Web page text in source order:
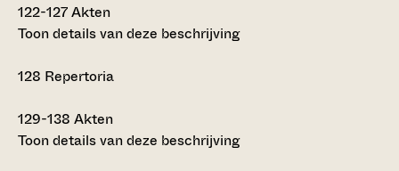
122-127Akten
Toon details van deze beschrijving
128 Repertoria
129-138 Akten
Toon details van deze beschrijving